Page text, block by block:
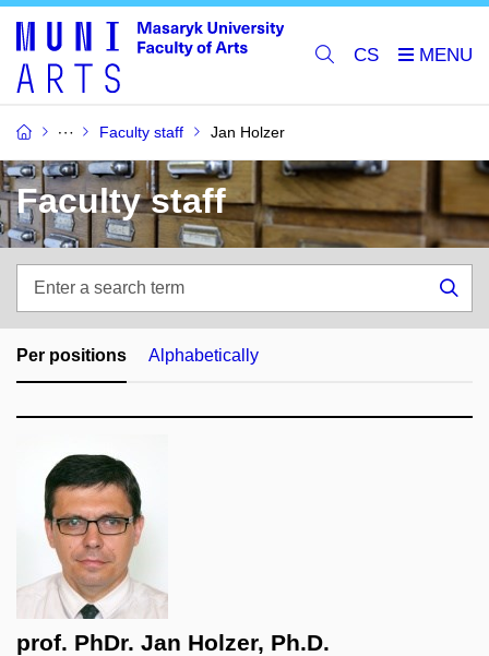
CS
Faculty staff Jan Holzer
Faculty staff
search
term
Per positions Alphabetically
prof. PhDr. Jan Holzer, Ph.D.